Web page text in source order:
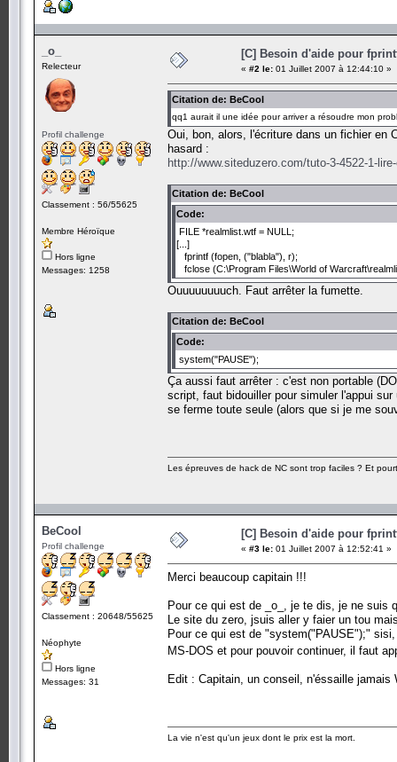
_o_
Relecteur
Profil challenge
Classement : 56/55625
Membre Héroïque
Hors ligne
Messages: 1258
[C] Besoin d'aide pour
« #2 le: 01 Juillet 2007 à 12:44:10 »
Citation de: BeCool
qq1 aurait il une idée pour arriver a résoudre mon
Oui, bon, alors, l'écriture dans un fichier en
hasard :
http://www.siteduzero.com/tuto-3-4522-1-
Citation de: BeCool
Code:
FILE *realmlist.wtf = NULL;
[...]
fprintf (fopen, ("blabla"), r);
fclose (C:\Program Files\World of
Ouuuuuuuuch. Faut arrêter la fumette.
Citation de: BeCool
Code:
system("PAUSE");
Ça aussi faut arrêter : c'est non portable
script, faut bidouiller pour simuler l'appui
se ferme toute seule (alors que si je me
Les épreuves de hack de NC sont trop faciles ? Et
BeCool
Profil challenge
Classement : 20648/55625
Néophyte
Hors ligne
Messages: 31
[C] Besoin d'aide pour
« #3 le: 01 Juillet 2007 à 12:52:41 »
Merci beaucoup capitain !!!
Pour ce qui est de _o_, je te dis, je ne suis
Le site du zero, jsuis aller y faier un tou
Pour ce qui est de "system("PAUSE");"
MS-DOS et pour pouvoir continuer, il faut
Edit : Capitain, un conseil, n'éssaille
La vie n'est qu'un jeux dont le prix est la mort.